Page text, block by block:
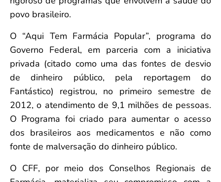
povo brasileiro.
O “Aqui Tem Farmácia Popular”, programa do
Governo Federal, em parceria com a iniciativa
privada (citado como uma das fontes de desvio
de dinheiro público, pela reportagem do
Fantástico) registrou, no primeiro semestre de
2012, o atendimento de 9,1 milhões de pessoas.
O Programa foi criado para aumentar o acesso
dos brasileiros aos medicamentos e não como
fonte de malversação do dinheiro público.
O CFF, por meio dos Conselhos Regionais de